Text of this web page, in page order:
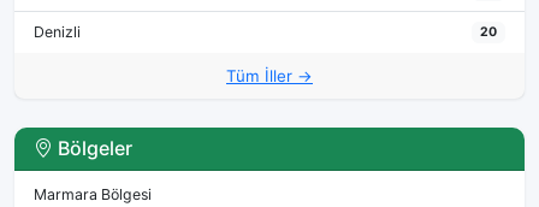
Denizli 20
Tüm İller →
Bölgeler
Marmara Bölgesi